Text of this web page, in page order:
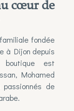
cœur de
fondée
à Dijon depuis
boutique est
Mohamed
de
.